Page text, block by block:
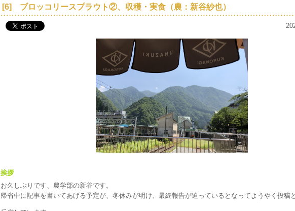
[6] ブロッコリースプラウト②、収穫・実食（農：新谷紗也）
挨拶
お久しぶりです、農学部の新谷です。
帰省中に記事を書いてあげる予定が、冬休みが明け、最終報告が迫っているとなってようやく投稿